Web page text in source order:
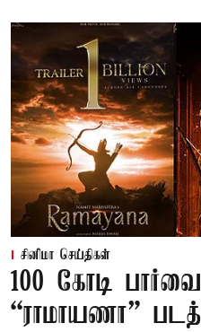
சினிமா செய்திகள்
100 கோடி
“ராமாயணா”